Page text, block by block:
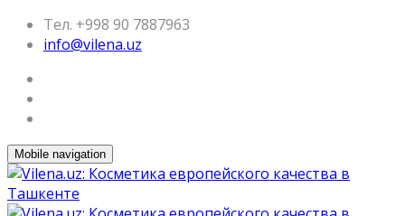
Тел. +998 90 7887963
info@vilena.uz
Mobile navigation